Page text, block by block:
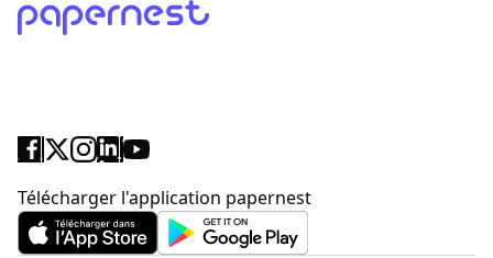
Télécharger l'application papernest